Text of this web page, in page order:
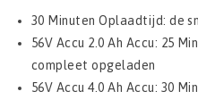
30 Minuten Oplaadtijd: de
56V Accu 2.0 Ah Accu: 25
compleet opgeladen
56V Accu 4.0 Ah Accu: 30